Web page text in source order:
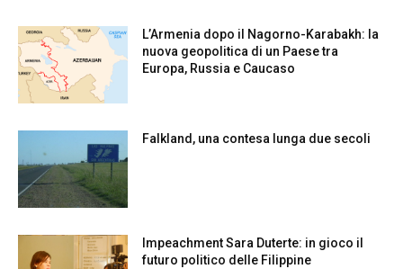
L’Armenia dopo il Nagorno-Karabakh: la
nuova geopolitica di un Paese tra
Europa, Russia e Caucaso
Falkland, una contesa lunga due secoli
Impeachment Sara Duterte: in gioco il
futuro politico delle Filippine